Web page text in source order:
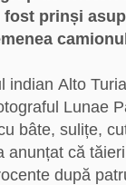
fost prinși
indian Alto
Lunae
bâte, sulițe,
anunțat că
după